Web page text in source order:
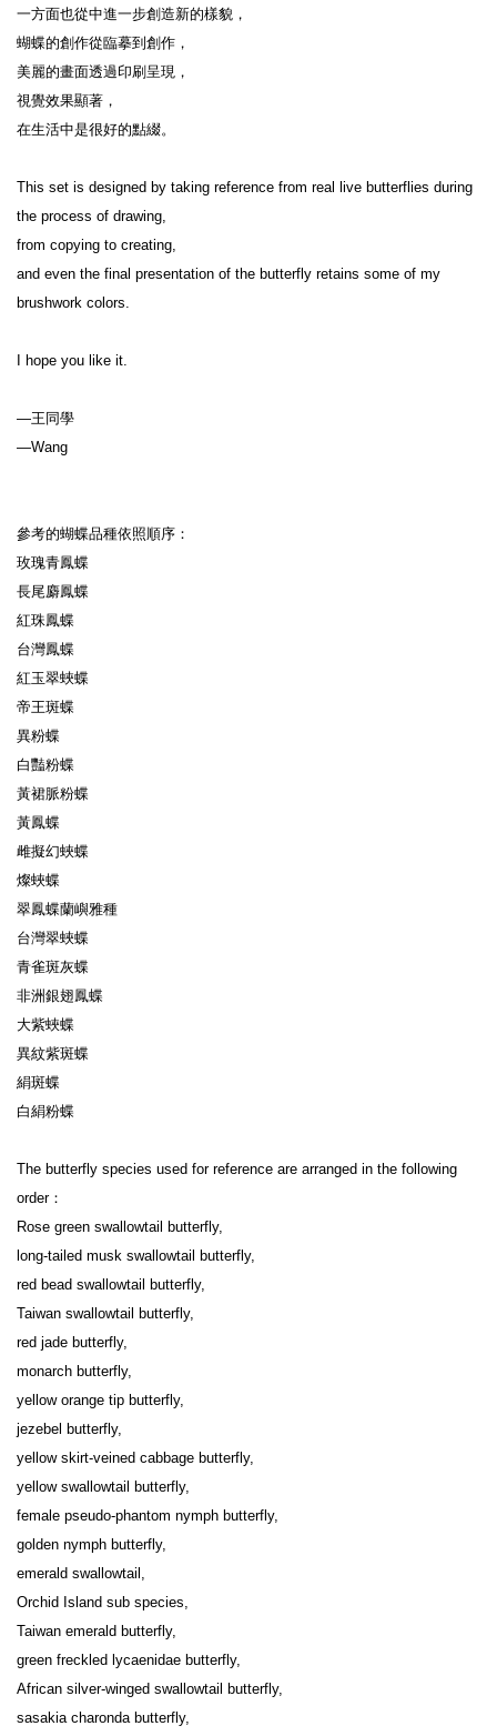
一方面也從中進一步創造新的樣貌，
蝴蝶的創作從臨摹到創作，
美麗的畫面透過印刷呈現，
視覺效果顯著，
在生活中是很好的點綴。
This set is designed by taking reference from real live butterflies during
the process of drawing,
from copying to creating,
and even the final presentation of the butterfly retains some of my
brushwork colors.
I hope you like it.
—王同學
—Wang
參考的蝴蝶品種依照順序：
玫瑰青鳳蝶
長尾麝鳳蝶
紅珠鳳蝶
台灣鳳蝶
紅玉翠蛺蝶
帝王斑蝶
異粉蝶
白豔粉蝶
黃裙脈粉蝶
黃鳳蝶
雌擬幻蛺蝶
燦蛺蝶
翠鳳蝶蘭嶼雅種
台灣翠蛺蝶
青雀斑灰蝶
非洲銀翅鳳蝶
大紫蛺蝶
異紋紫斑蝶
絹斑蝶
白絹粉蝶
The butterfly species used for reference are arranged in the following
order：
Rose green swallowtail butterfly,
long-tailed musk swallowtail butterfly,
red bead swallowtail butterfly,
Taiwan swallowtail butterfly,
red jade butterfly,
monarch butterfly,
yellow orange tip butterfly,
jezebel butterfly,
yellow skirt-veined cabbage butterfly,
yellow swallowtail butterfly,
female pseudo-phantom nymph butterfly,
golden nymph butterfly,
emerald swallowtail,
Orchid Island sub species,
Taiwan emerald butterfly,
green freckled lycaenidae butterfly,
African silver-winged swallowtail butterfly,
sasakia charonda butterfly,